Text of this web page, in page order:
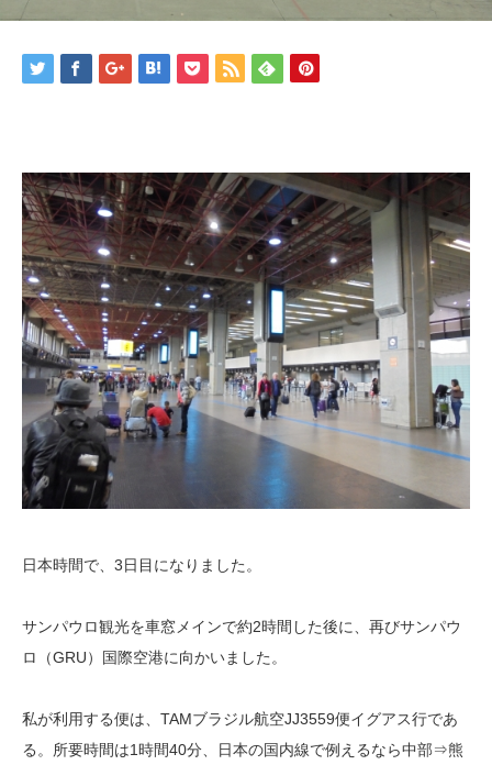
日本時間で、3日目になりました。
サンパウロ観光を車窓メインで約2時間した後に、再びサンパウ
ロ（GRU）国際空港に向かいました。
私が利用する便は、TAMブラジル航空JJ3559便イグアス行であ
る。所要時間は1時間40分、日本の国内線で例えるなら中部⇒熊